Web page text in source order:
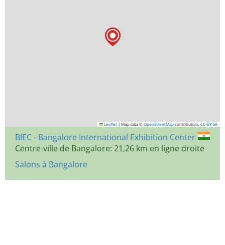
Leaflet | Map data © OpenStreetMap contributors, CC-BY-SA
BIEC - Bangalore International Exhibition Center
Centre-ville de Bangalore: 21,26 km en ligne droite
Salons à Bangalore